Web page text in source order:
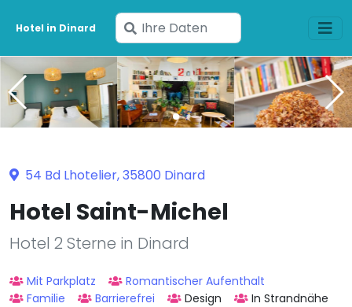
Hotel in Dinard
Geben
Sie
Ihre
Daten
ein
54 Bd Lhotelier, 35800 Dinard
Hotel Saint-Michel
Hotel 2 Sterne in Dinard
Mit Parkplatz
Romantischer Aufenthalt
Familie
Barrierefrei Design In Strandnähe